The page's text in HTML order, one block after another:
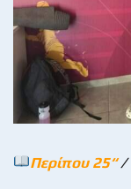
Περίπου 25“ /